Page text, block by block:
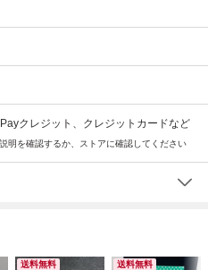
クレジット、クレジットカードなど
明を確認するか、ストアに確認してください
送料無料 送料無料